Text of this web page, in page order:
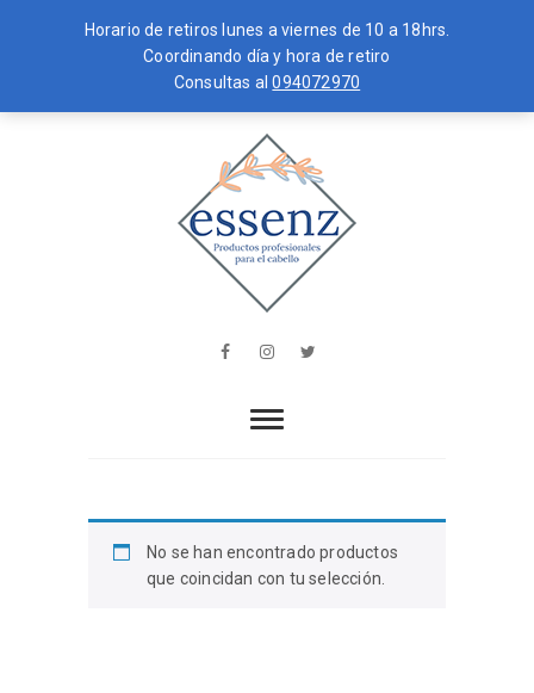
Horario de retiros lunes a viernes de 10 a 18hrs.
Coordinando día y hora de retiro
Consultas al094072970
to
essenz
EL CABELLO
FacebookInstagram
No se han encontrado productos
que coincidan con tu selección.